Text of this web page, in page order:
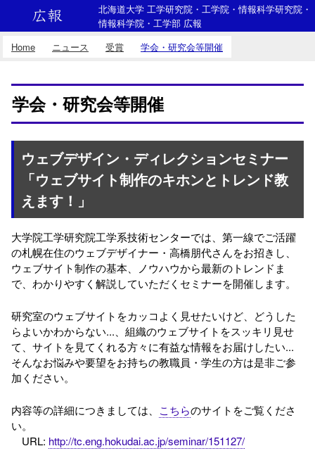
北海道大学 工学研究院・工学院・情報科学研究院・
情報科学院・工学部 広報
Home
ニュース 受賞 学会・研究会等開催
学会・研究会等開催
ウェブデザイン・ディレクションセミナー
「ウェブサイト制作のキホンとトレンド教
えます！」
大学院工学研究院工学系技術センターでは、第一線でご活躍
の札幌在住のウェブデザイナー・高橋朋代さんをお招きし、
ウェブサイト制作の基本、ノウハウから最新のトレンドま
で、わかりやすく解説していただくセミナーを開催します。
研究室のウェブサイトをカッコよく見せたいけど、どうした
らよいかわからない...、組織のウェブサイトをスッキリ見せ
て、サイトを見てくれる方々に有益な情報をお届けしたい...
そんなお悩みや要望をお持ちの教職員・学生の方は是非ご参
加ください。
内容等の詳細につきましては、 こちらのサイトをご覧くださ
い。
URL: http://tc.eng.hokudai.ac.jp/seminar/151127/